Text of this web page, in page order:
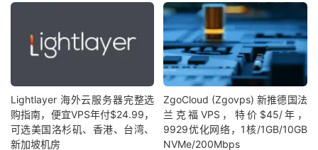
Lightlayer 海外云服务器完整选
购指南，便宜VPS年付$24.99，
可选美国洛杉矶、香港、台湾、
新加坡机房
ZgoCloud (Zgovps) 新推德国法
兰克福VPS，特价$45/年，
9929优化网络，1核/1GB/10GB
NVMe/200Mbps